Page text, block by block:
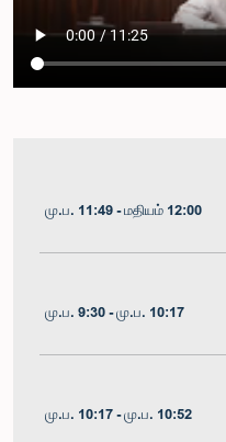
மு.ப. 11:49 - மதியம் 12:00
மு.ப. 9:30 - மு.ப. 10:17
மு.ப. 10:17 - மு.ப. 10:52